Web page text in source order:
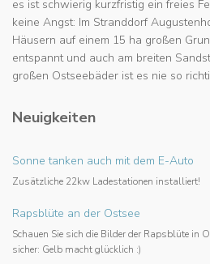
es ist schwierig kurzfristig ein freies
keine Angst: Im Stranddorf
Häusern auf einem 15 ha großen
entspannt und auch am breiten
großen Ostseebäder ist es nie so
Neuigkeiten
Sonne tanken auch mit dem E-Auto
Zusätzliche 22kw Ladestationen installiert!
Rapsblüte an der Ostsee
Schauen Sie sich die Bilder der Rapsblüte in
sicher: Gelb macht glücklich :)